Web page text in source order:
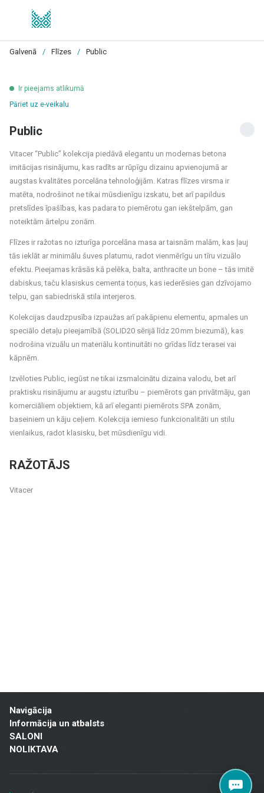
Galvenā / Flīzes / Public
Ir pieejams atlikumā
Pāriet uz e-veikalu
Public
Vitacer “Public” kolekcija piedāvā elegantu un modernas betona
imitācijas risinājumu, kas radīts ar rūpīgu dizainu apvienojumā ar
augstas kvalitātes porcelāna tehnoloģijām. Katras flīzes virsma ir
matēta, nodrošinot ne tikai mūsdienīgu izskatu, bet arī papildus
pretslīdes īpašības, kas padara to piemērotu gan iekštelpām, gan
noteiktām ārtelpu zonām.
Flīzes ir ražotas no izturīga porcelāna masa ar taisnām malām, kas ļauj
tās ieklāt ar minimālu šuves platumu, radot vienmērīgu un tīru vizuālo
efektu. Pieejamas krāsās kā pelēka, balta, anthracite un bone – tās imitē
dabiskus, taču klasiskus cementa toņus, kas iederēsies gan dzīvojamo
telpu, gan sabiedriskā stila interjeros.
Kolekcijas daudzpusība izpaužas arī pakāpienu elementu, apmales un
speciālo detaļu pieejamībā (SOLID20 sērijā līdz 20 mm biezumā), kas
nodrošina vizuālu un materiālu kontinuitāti no grīdas līdz terasei vai
kāpnēm.
Izvēloties Public, iegūst ne tikai izsmalcinātu dizaina valodu, bet arī
praktisku risinājumu ar augstu izturību – piemērots gan privātmāju, gan
komerciāliem objektiem, kā arī eleganti piemērots SPA zonām,
baseiniem un kāju ceļiem. Kolekcija iemieso funkcionalitāti un stilu
vienlaikus, radot klasisku, bet mūsdienīgu vidi.
RAŽOTĀJS
Vitacer
Navigācija
Informācija un atbalsts
SALONI
NOLIKTAVA